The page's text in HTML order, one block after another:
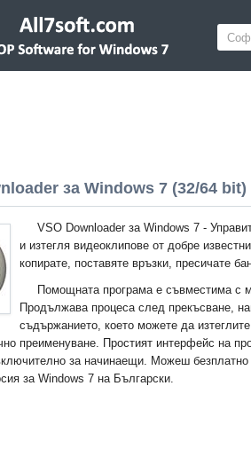
за Windows 7 (32/64 bit)
VSO Downloader за Windows 7 -
и изтегля видеоклипове от добре
копирате, поставяте връзки, пресичате
Помощната програма е съвместима с
Продължава процеса след прекъсване,
съдържанието, което можете да
преименуване. Простият интерфейс на
за начинаещи. Можеш
за Windows 7 на Български.